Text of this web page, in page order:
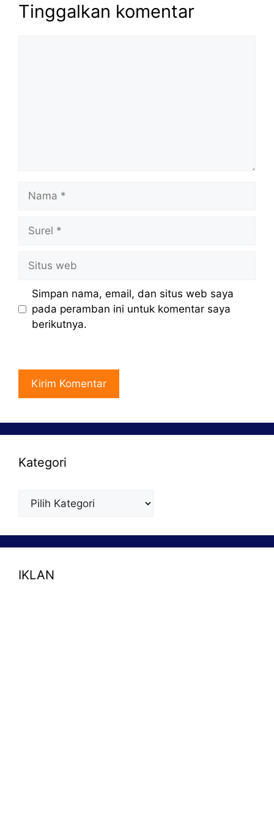
Tinggalkan komentar
Nama
Surel
Situs
web
Simpan nama, email, dan situs web saya
pada peramban ini untuk komentar saya
berikutnya.
Kategori
Kategori
IKLAN